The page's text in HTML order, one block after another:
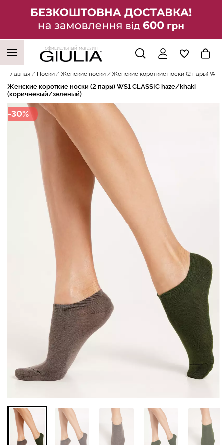
официальный магазин
Главная Носки Женские носки Женские короткие носки (2 пары)
Женские короткие носки (2 пары) WS1 CLASSIC haze/khaki
(коричневый/зеленый)
-30%
НАШИ ТРЕНДОВЫЕ ТОВАРЫ
Бесшовные леггинсы из
микрофибры LEGGINGS
02 (черный) Giulia
789 грн.
Бесшовные леггинсы
LEGGINGS (черный) Giulia
689 грн.